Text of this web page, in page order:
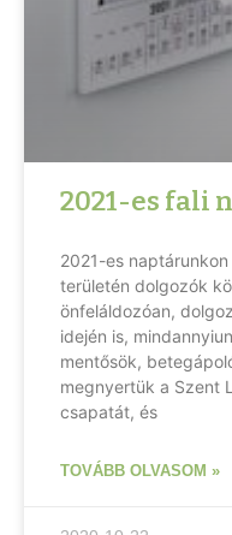
2021-es fali
2021-es
területén dolgozók
önfeláldozóan,
idején is,
mentősök,
megnyertük a Szent
csapatát, és
TOVÁBB OLVASOM »